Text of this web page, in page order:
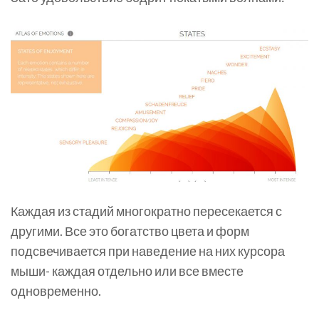
Каждая из стадий многократно пересекается с
другими. Все это богатство цвета и форм
подсвечивается при наведение на них курсора
мыши- каждая отдельно или все вместе
одновременно.